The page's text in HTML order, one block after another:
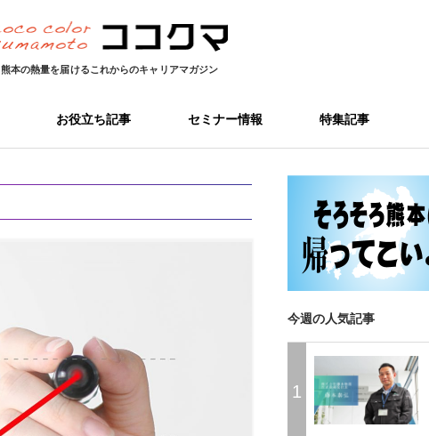
熊本の熱量を届けるこれからのキャリアマガジン
お役立ち記事 セミナー情報 特集記事
今週の人気記事
1